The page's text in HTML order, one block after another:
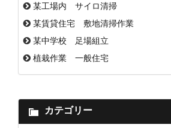
某工場内 サイロ清掃
某賃貸住宅 敷地清掃作業
某中学校 足場組立
植栽作業 一般住宅
カテゴリー